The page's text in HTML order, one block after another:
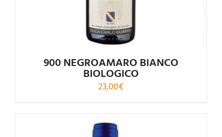
900 NEGROAMARO BIANCO
BIOLOGICO
23,00€